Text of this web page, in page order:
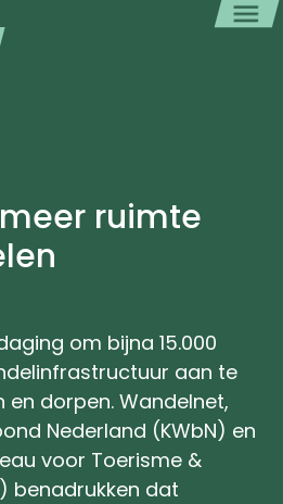
ruimte
om bijna 15.000
aan te
dorpen. Wandelnet,
Nederland (KWbN) en
voor Toerisme &
benadrukken dat